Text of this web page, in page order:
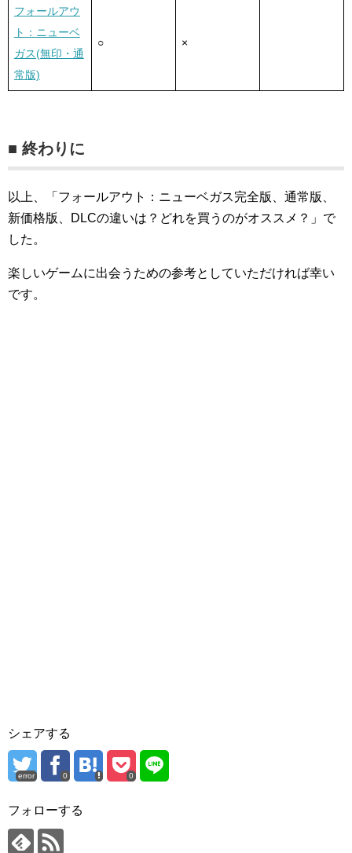
フォールアウ
ト：ニューベ
ガス(無印・通
常版)
○ ×
■ 終わりに
以上、「フォールアウト：ニューベガス完全版、通常版、
新価格版、DLCの違いは？どれを買うのがオススメ？」で
した。
楽しいゲームに出会うための参考としていただければ幸い
です。
シェアする
error 0 0
フォローする